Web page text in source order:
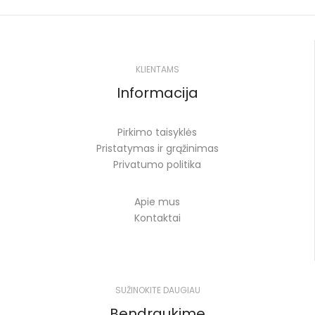
KLIENTAMS
Informacija
Pirkimo taisyklės
Pristatymas ir grąžinimas
Privatumo politika
Apie mus
Kontaktai
SUŽINOKITE DAUGIAU